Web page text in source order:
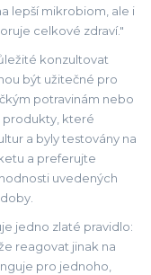
lepší mikrobiom, ale i
celkové zdraví."
konzultovat
být užitečné pro
potravinám nebo
produkty, které
a byly testovány na
a preferujte
uvedených
jedno zlaté pravidlo:
reagovat jinak na
pro jednoho,